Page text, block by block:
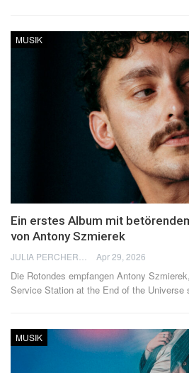
MUSIK
Ein erstes Album mit
von Antony Szmierek
Apr 29, 2026
Die Rotondes empfangen Antony
Service Station at the End of the Universe
MUSIK